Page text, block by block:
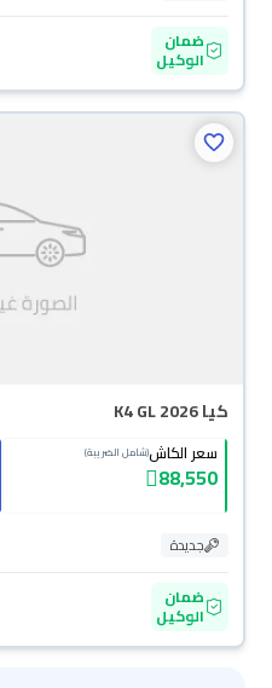
ضمان
الوكيل
كيا K4 GL 2026
سعر الكاش(شامل الضريبة)
88,550
جديدة
ضمان
الوكيل